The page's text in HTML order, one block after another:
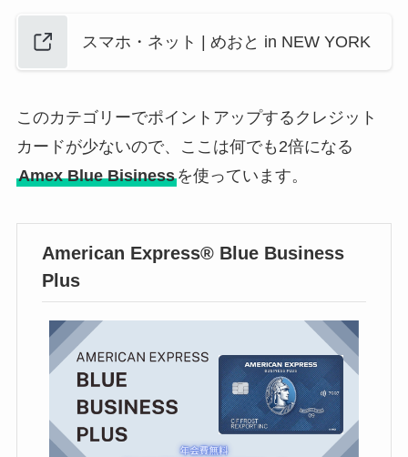
スマホ・ネット | めおと in NEW YORK
このカテゴリーでポイントアップするクレジット
カードが少ないので、ここは何でも2倍になる
Amex Blue Bisinessを使っています。
American Express® Blue Business
Plus